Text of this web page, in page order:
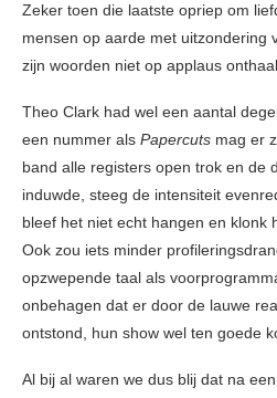
Zeker toen die laatste opriep om
mensen op aarde met uitzondering
zijn woorden niet op applaus
Theo Clark had wel een aantal
een nummer als Papercuts mag er
band alle registers open trok en de
induwde, steeg de intensiteit
bleef het niet echt hangen en klonk
Ook zou iets minder
opzwepende taal als
onbehagen dat er door de lauwe
ontstond, hun show wel ten goede
Al bij al waren we dus blij dat na